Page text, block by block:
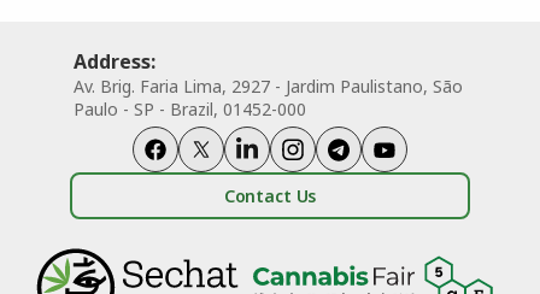
Address:
Av. Brig. Faria Lima, 2927 - Jardim Paulistano, São
Paulo - SP - Brazil, 01452-000
Contact Us